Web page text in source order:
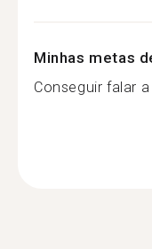
Minhas metas
Conseguir falar